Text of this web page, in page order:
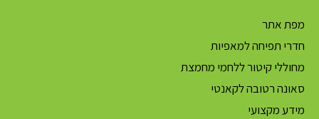
מפת אתר
חדרי תפיחה למאפיות
מחוללי קיטור ללחמי מחמצת
סאונה רטובה לקאנטי
מידע מקצועי